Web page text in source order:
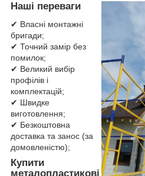
Наші переваги
✔ Власні монтажні
бригади;
✔ Точний замір без
помилок;
✔ Великий вибір
профілів і
комплектацій;
✔ Швидке
виготовлення;
✔ Безкоштовна
доставка та занос (за
домовленістю);
Купити
металопластикові